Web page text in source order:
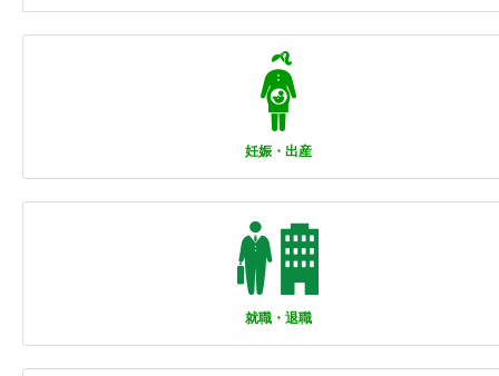
妊娠・出産
就職・退職